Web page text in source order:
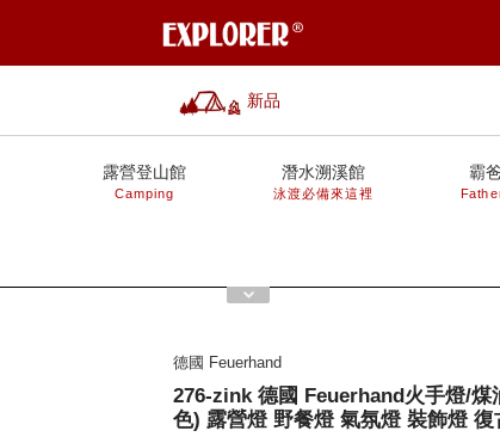
新品
露營登山館
Camping
潛水溯溪館
泳渡必備來這裡
霸
德國 Feuerhand
276-zink 德國 Feuerhand火手燈/煤
色) 露營燈 野餐燈 氣氛燈 裝飾燈 復